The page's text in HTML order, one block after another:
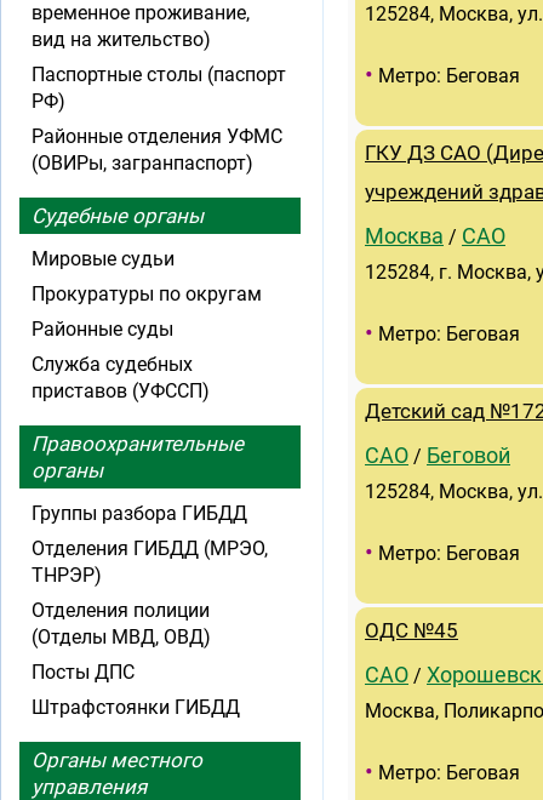
125284, Москва,
• Метро: Беговая
ГКУ ДЗ САО
учреждений
Москва / САО
125284, г. Москва,
• Метро: Беговая
Детский сад
САО / Беговой
125284, Москва,
• Метро: Беговая
ОДС №45
САО /
Москва,
• Метро: Беговая
временное проживание,
вид на жительство)
Паспортные столы (паспорт
РФ)
Районные отделения УФМС
(ОВИРы, загранпаспорт)
Судебные органы
Мировые судьи
Прокуратуры по округам
Районные суды
Служба судебных
приставов (УФССП)
Правоохранительные
органы
Группы разбора ГИБДД
Отделения ГИБДД (МРЭО,
ТНРЭР)
Отделения полиции
(Отделы МВД, ОВД)
Посты ДПС
Штрафстоянки ГИБДД
Органы местного
управления